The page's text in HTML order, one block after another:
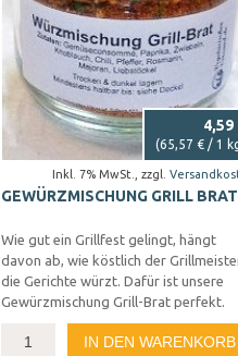
4,59
Inkl. 7% MwSt. zzgl.
(65,57 € / 1
GEWÜRZMISCHUNG GRILL BRAT
Wie gut ein Grillfest gelingt, hängt
davon ab, wie köstlich der
die Gerichte würzt. Dafür ist unsere
Gewürzmischung Grill-Brat perfekt.
IN DEN WARENKORB